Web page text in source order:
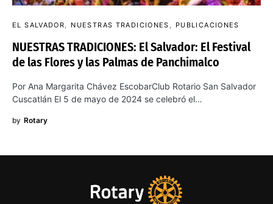
EL SALVADOR NUESTRAS TRADICIONES PUBLICACIONES
NUESTRAS TRADICIONES: El Salvador: El Festival
de las Flores y las Palmas de Panchimalco
Por Ana Margarita Chávez EscobarClub Rotario San Salvador
Cuscatlán El 5 de mayo de 2024 se celebró el…
by Rotary